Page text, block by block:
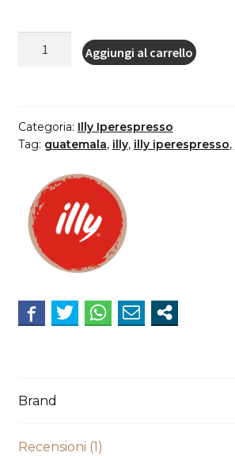
Sistema
Iper
Monoarabica
Guatemala
quantità
Aggiungi al carrello
Categoria: Illy Iperespresso
Tag: guatemala, illy, illy iperespresso,
Brand
Recensioni (1)